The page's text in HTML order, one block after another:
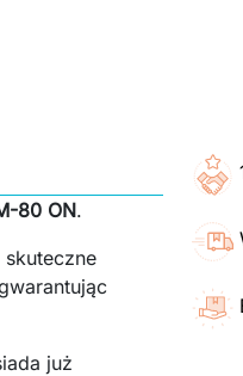
80 ON.
już